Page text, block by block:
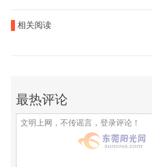
相关阅读
最热评论